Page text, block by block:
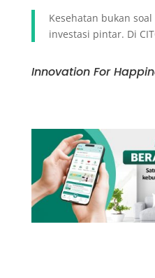
Kesehatan bukan
investasi pintar. Di
Innovation For